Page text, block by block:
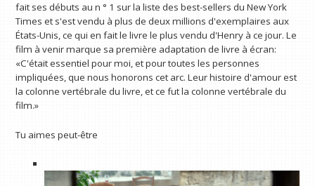
fait ses débuts au n ° 1 sur la liste des best-sellers du New York
Times et s'est vendu à plus de deux millions d'exemplaires aux
États-Unis, ce qui en fait le livre le plus vendu d'Henry à ce jour. Le
film à venir marque sa première adaptation de livre à écran:
«C'était essentiel pour moi, et pour toutes les personnes
impliquées, que nous honorons cet arc. Leur histoire d'amour est
la colonne vertébrale du livre, et ce fut la colonne vertébrale du
film.»
Tu aimes peut-être